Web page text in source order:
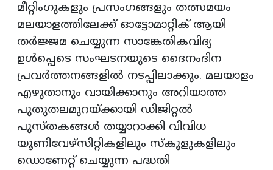
മീറ്റിംഗുകളും പ്രസംഗങ്ങളും തത്സമയം
മലയാളത്തിലേക്ക് ഓട്ടോമാറ്റിക് ആയി
തർജ്ജമ ചെയ്യുന്ന സാങ്കേതികവിദ്യ
ഉൾപ്പെടെ സംഘടനയുടെ ദൈനംദിന
പ്രവർത്തനങ്ങളിൽ നടപ്പിലാക്കും. മലയാളം
എഴുതാനും വായിക്കാനും അറിയാത്ത
പുതുതലമുറയ്ക്കായി ഡിജിറ്റൽ
പുസ്തകങ്ങൾ തയ്യാറാക്കി വിവിധ
യൂണിവേഴ്സിറ്റികളിലും സ്കൂളുകളിലും
ഡൊണേറ്റ് ചെയ്യുന്ന പദ്ധതി